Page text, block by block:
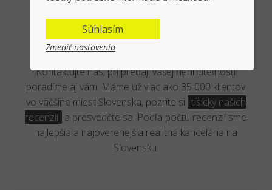
Overená kancelária reálnymi
klientmi
Kontaktujte nás, pri predaji vašej nehnuteľnosti
poradíme aj vám. Máme už viac ako 35 000 klientov
vo väčšine miest Slovenska, pozrite si tisícky našich
recenzií a presvedčte sa. Podľa počtu recenzií sme
najlepšia a najoverenejšia realitná kancelária na
Slovensku.
Súhlasím
Zmeniť nastavenia